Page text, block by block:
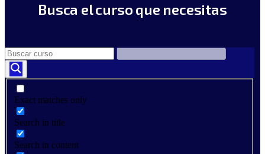
Busca el curso que necesitas
Exact matches only
Search in title
Search in content